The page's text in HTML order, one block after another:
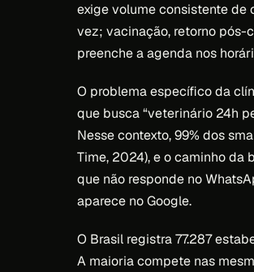
exige volume consistente
vez; vacinação, retorno pós-
preenche a agenda nos
O problema específico da
que busca “veterinário 24h
Nesse contexto, 99% dos
Time, 2024), e o caminho da
que não responde no
aparece no Google.
O Brasil registra 77.287
A maioria compete nas